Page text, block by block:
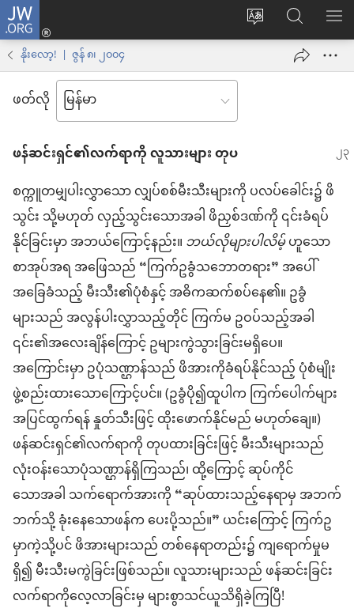
JW.ORG
ဝ
ပြောင်း
ပါ
Log
in
အသစ်
ဖွ
နေ
ပါ
တယ်)
JW.ORG
ရှာ
နိုးလော့! | ဇွန် ၈၊ ၂၀၀၄
ဖတ်လို
ဖန်ဆင်းရှင်၏လက်ရာကို လူသားများ တုပ
စက္ကူတမျှပါးလွှာသော လျှပ်စစ်မီးသီးများကို ပလပ်ခေါင်း၌ ဖိ
သွင်း သို့မဟုတ် လှည့်သွင်းသောအခါ ဖိညှစ်ဒဏ်ကို ၎င်းခံရပ်
နိုင်ခြင်းမှာ အဘယ်ကြောင့်နည်း။ဘယ်လိုများပါလိမ့်ဟူသော
စာအုပ်အရ အဖြေသည် “ကြက်ဥခွံသဘောတရား” အပေါ်
အခြေခံသည့် မီးသီး၏ပုံစံနှင့် အဓိကဆက်စပ်နေ၏။ ဥခွံ
များသည် အလွန်ပါးလွှာသည့်တိုင် ကြက်မ ဥဝပ်သည့်အခါ
၎င်း၏အလေးချိန်ကြောင့် ဥများကွဲသွားခြင်းမရှိပေ။
အကြောင်းမှာ ဥပုံသဏ္ဌာန်သည် ဖိအားကိုခံရပ်နိုင်သည့် ပုံစံမျိုး
ဖွဲ့စည်းထားသောကြောင့်ပင်။ (ဥခွံပို၍ထူပါက ကြက်ပေါက်များ
အပြင်ထွက်ရန် နှုတ်သီးဖြင့် ထိုးဖောက်နိုင်မည် မဟုတ်ချေ။)
ဖန်ဆင်းရှင်၏လက်ရာကို တုပထားခြင်းဖြင့် မီးသီးများသည်
လုံးဝန်းသောပုံသဏ္ဌာန်ရှိကြသည်၊ ထို့ကြောင့် ဆုပ်ကိုင်
သောအခါ သက်ရောက်အားကို “ဆုပ်ထားသည့်နေရာမှ အဘက်
ဘက်သို့ ခုံးနေသောဖန်က ပေးပို့သည်။” ယင်းကြောင့် ကြက်ဥ
မှာကဲ့သို့ပင် ဖိအားများသည် တစ်နေရာတည်း၌ ကျရောက်မှုမ
ရှိ၍ မီးသီးမကွဲခြင်းဖြစ်သည်။ လူသားများသည် ဖန်ဆင်းခြင်း
လက်ရာကိုလေ့လာခြင်းမှ များစွာသင်ယူသိရှိခဲ့ကြပြီ!